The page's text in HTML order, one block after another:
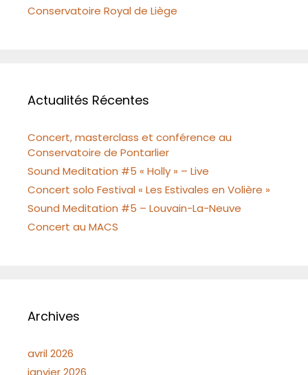
Conservatoire Royal de Liège
Actualités Récentes
Concert, masterclass et conférence au
Conservatoire de Pontarlier
Sound Meditation #5 « Holly » – Live
Concert solo Festival « Les Estivales en Volière »
Sound Meditation #5 – Louvain-La-Neuve
Concert au MACS
Archives
avril 2026
janvier 2026